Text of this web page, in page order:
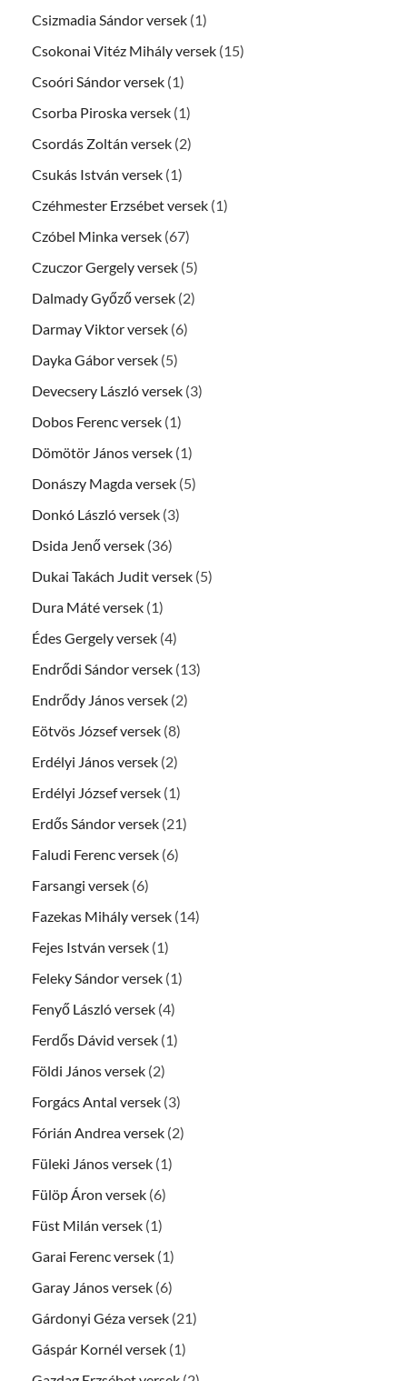
Csizmadia Sándor versek (1)
Csokonai Vitéz Mihály versek (15)
Csoóri Sándor versek (1)
Csorba Piroska versek (1)
Csordás Zoltán versek (2)
Csukás István versek (1)
Czéhmester Erzsébet versek (1)
Czóbel Minka versek (67)
Czuczor Gergely versek (5)
Dalmady Győző versek (2)
Darmay Viktor versek (6)
Dayka Gábor versek (5)
Devecsery László versek (3)
Dobos Ferenc versek (1)
Dömötör János versek (1)
Donászy Magda versek (5)
Donkó László versek (3)
Dsida Jenő versek (36)
Dukai Takách Judit versek (5)
Dura Máté versek (1)
Édes Gergely versek (4)
Endrődi Sándor versek (13)
Endrődy János versek (2)
Eötvös József versek (8)
Erdélyi János versek (2)
Erdélyi József versek (1)
Erdős Sándor versek (21)
Faludi Ferenc versek (6)
Farsangi versek (6)
Fazekas Mihály versek (14)
Fejes István versek (1)
Feleky Sándor versek (1)
Fenyő László versek (4)
Ferdős Dávid versek (1)
Földi János versek (2)
Forgács Antal versek (3)
Fórián Andrea versek (2)
Füleki János versek (1)
Fülöp Áron versek (6)
Füst Milán versek (1)
Garai Ferenc versek (1)
Garay János versek (6)
Gárdonyi Géza versek (21)
Gáspár Kornél versek (1)